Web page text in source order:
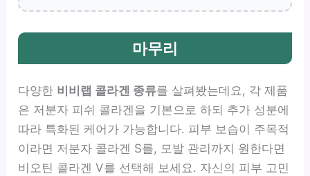
마무리
다양한 비비랩 콜라겐 종류를 살펴봤는데요, 각 제품
은 저분자 피쉬 콜라겐을 기본으로 하되 추가 성분에
따라 특화된 케어가 가능합니다. 피부 보습이 주목적
이라면 저분자 콜라겐 S를, 모발 관리까지 원한다면
비오틴 콜라겐 V를 선택해 보세요. 자신의 피부 고민